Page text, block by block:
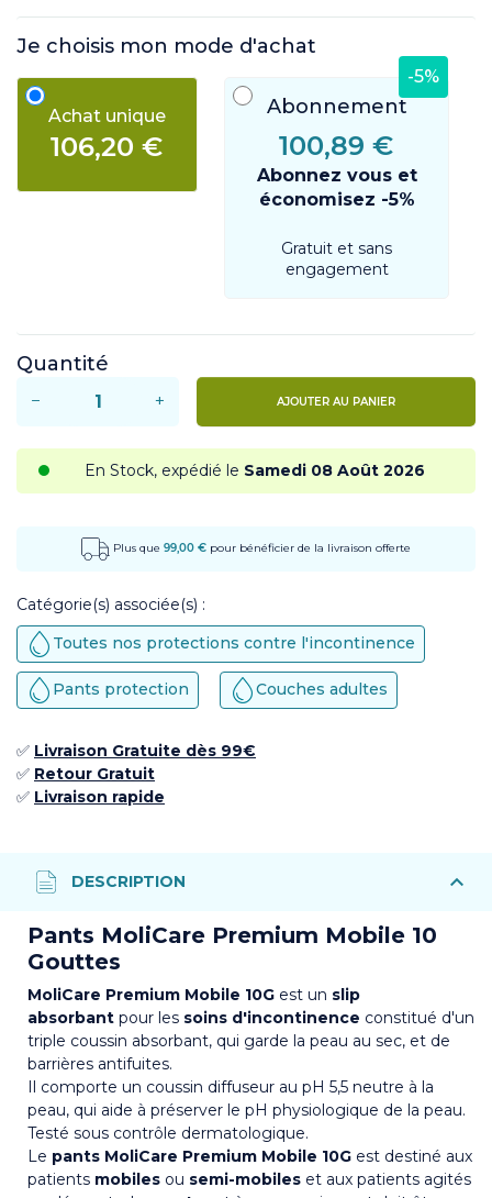
Je choisis mon mode d'achat
Achat unique
106,20 €
Abonnement
-5%
100,89 €
Abonnez vous et
économisez -5%
Gratuit et sans
engagement
Quantité
− + AJOUTER AU PANIER
En Stock, expédié le Samedi 08 Août 2026
Plus que 99,00 € pour bénéficier de la livraison offerte
Catégorie(s) associée(s) :
Toutes nos protections contre l'incontinence
Pants protection Couches adultes
✅ Livraison Gratuite dès 99€
✅ ​ Retour Gratuit
✅​ Livraison rapide
Pants MoliCare Premium Mobile 10
Gouttes
MoliCare Premium Mobile 10G est un slip
absorbant pour les soins d'incontinence constitué d'un
triple coussin absorbant, qui garde la peau au sec, et de
barrières antifuites.
Il comporte un coussin diffuseur au pH 5,5 neutre à la
peau, qui aide à préserver le pH physiologique de la peau.
Testé sous contrôle dermatologique.
Le pants MoliCare Premium Mobile 10G est destiné aux
patients mobiles ou semi-mobiles et aux patients agités